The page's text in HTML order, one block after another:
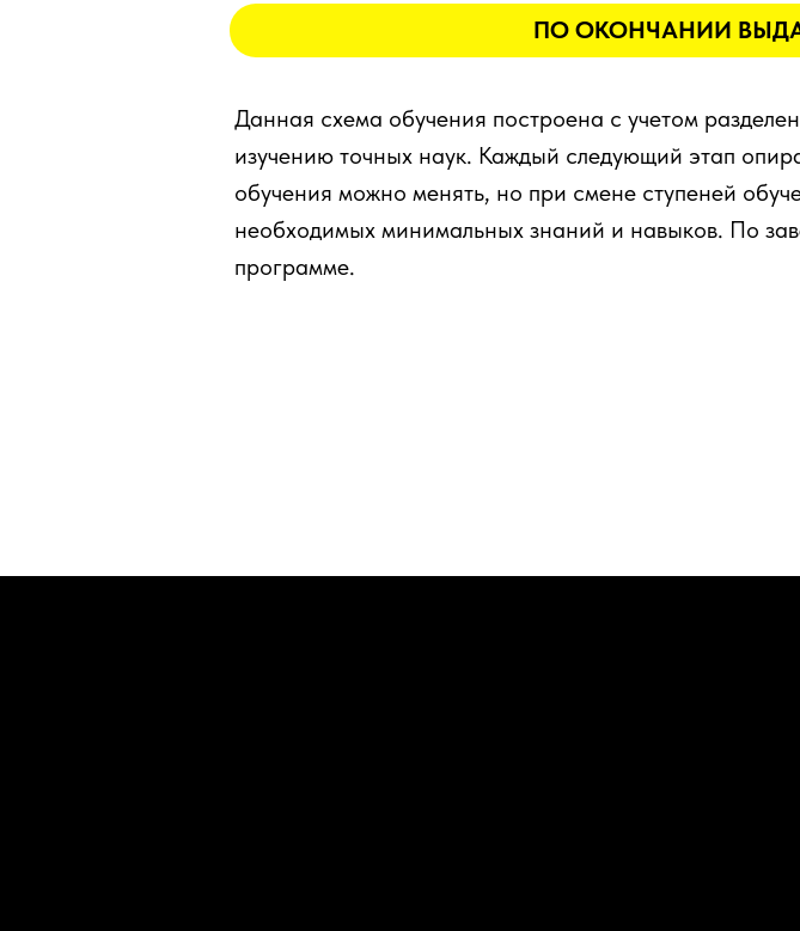
ПО ОКОНЧАНИИ
Данная схема обучения построена с учетом
изучению точных наук. Каждый следующий этап
обучения можно менять, но при смене ступеней
необходимых минимальных знаний и навыков. По
программе.